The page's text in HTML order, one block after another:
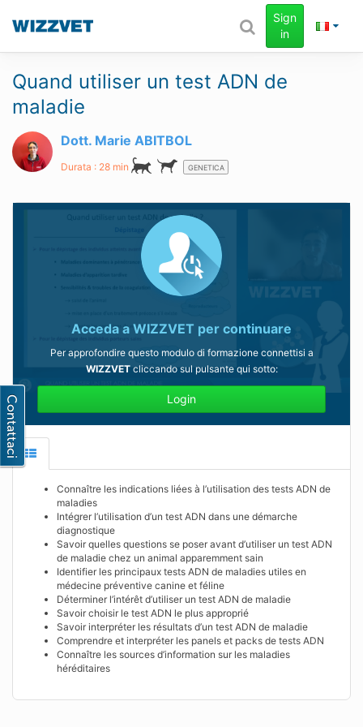
Sign
in
Quand utiliser un test ADN de
maladie
Dott. Marie ABITBOL
Durata : 28 min GENETICA
Acceda a WIZZVET per continuare
Per approfondire questo modulo di formazione connettisi a
WIZZVETcliccando sul pulsante qui sotto:
Login
Connaître les indications liées à l’utilisation des tests ADN de
maladies
Intégrer l’utilisation d’un test ADN dans une démarche
diagnostique
Savoir quelles questions se poser avant d’utiliser un test ADN
de maladie chez un animal apparemment sain
Identifier les principaux tests ADN de maladies utiles en
médecine préventive canine et féline
Déterminer l’intérêt d’utiliser un test ADN de maladie
Savoir choisir le test ADN le plus approprié
Savoir interpréter les résultats d’un test ADN de maladie
Comprendre et interpréter les panels et packs de tests ADN
Connaître les sources d’information sur les maladies
héréditaires